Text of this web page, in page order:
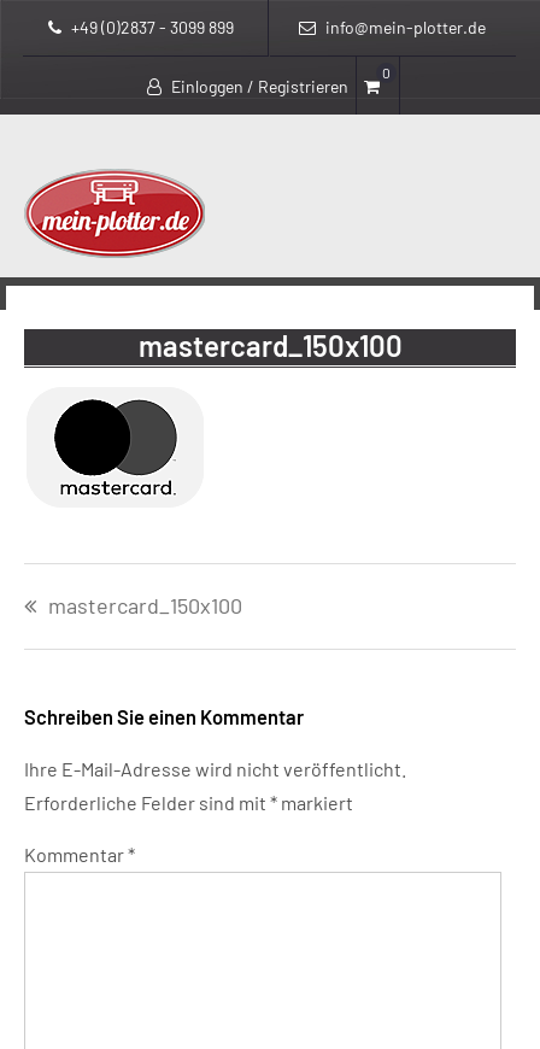
+49 (0)2837 - 3099 899 info@mein-plotter.de
Einloggen / Registrieren
0
>
mastercard_150x100
mastercard_150x100
Schreiben Sie einen Kommentar
Ihre E-Mail-Adresse wird nicht veröffentlicht.
Erforderliche Felder sind mit * markiert
Kommentar*